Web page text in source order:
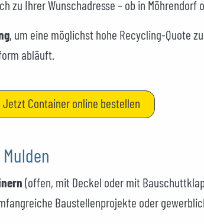
zu Ihrer Wunschadresse – ob in Möhrendorf
, um eine möglichst hohe Recycling-Quote
abläuft.
Jetzt Container online bestellen
(offen, mit Deckel oder mit
Baustellenprojekte oder